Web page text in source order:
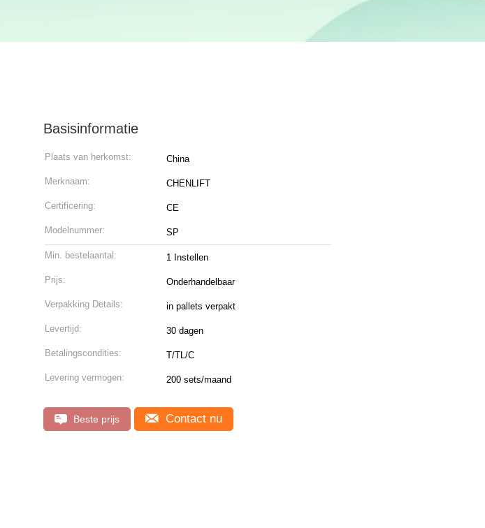
Basisinformatie
Plaats van herkomst: China
Merknaam: CHENLIFT
Certificering: CE
Modelnummer: SP
Min. bestelaantal: 1 Instellen
Prijs: Onderhandelbaar
Verpakking Details: in pallets verpakt
Levertijd: 30 dagen
Betalingscondities: T/TL/C
Levering vermogen: 200 sets/maand
Beste prijs Contact nu